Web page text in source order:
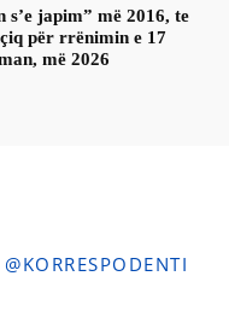
s’e japim” më 2016, te
për rrënimin e 17
më 2026
@KORRESPODENTI